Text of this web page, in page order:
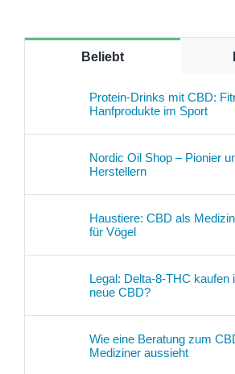
Beliebt
Protein-Drinks mit CBD:
Hanfprodukte im Sport
Nordic Oil Shop – Pionier
Herstellern
Haustiere: CBD als
für Vögel
Legal: Delta-8-THC kaufen
neue CBD?
Wie eine Beratung zum
Mediziner aussieht